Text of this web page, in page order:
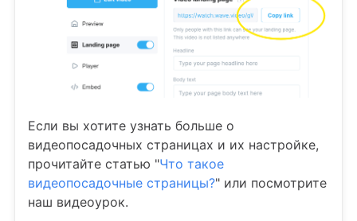
Если вы хотите узнать больше о
видеопосадочных страницах и их настройке,
прочитайте статью "Что такое
видеопосадочные страницы?" или посмотрите
наш видеоурок.